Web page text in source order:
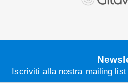
Iscriviti alla nostra mailing